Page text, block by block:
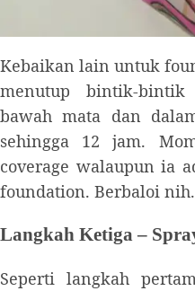
Kebaikan lain untuk
menutup bintik-
bawah mata dan
sehingga 12 jam.
coverage walaupun ia
foundation. Berbaloi nih.
Langkah Ketiga –
Seperti langkah